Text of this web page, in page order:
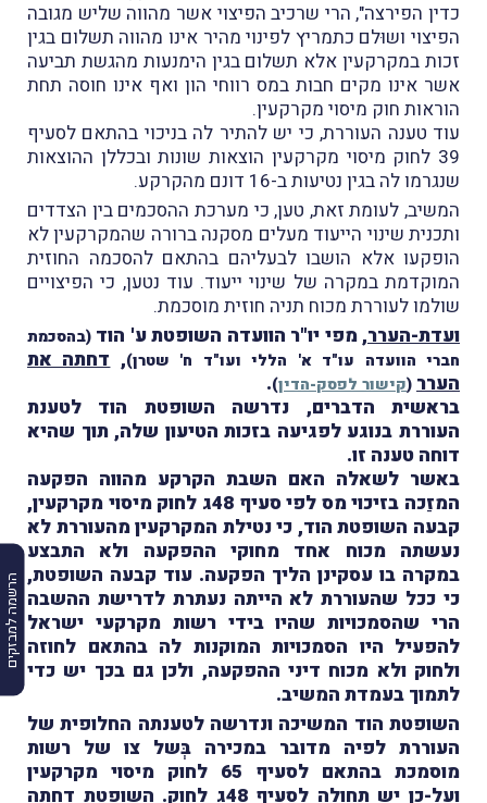
הרשמה למבזקים
כדין הפירצה", הרי שרכיב הפיצוי אשר מהווה שליש מגובה
הפיצוי ושוּלם כתמריץ לפינוי מהיר אינו מהווה תשלום בגין
זכות במקרקעין אלא תשלום בגין הימנעות מהגשת תביעה
אשר אינו מקים חבות במס רווחי הון ואף אינו חוסה תחת
הוראות חוק מיסוי מקרקעין.
עוד טענה העוררת, כי יש להתיר לה בניכוי בהתאם לסעיף
39 לחוק מיסוי מקרקעין הוצאות שונות ובכללן ההוצאות
שנגרמו לה בגין נטיעות ב-16 דונם מהקרקע.
המשיב, לעומת זאת, טען, כי מערכת ההסכמים בין הצדדים
ותכנית שינוי הייעוד מעלים מסקנה ברורה שהמקרקעין לא
הופקעו אלא הושבו לבעליהם בהתאם להסכמה החוזית
המוקדמת במקרה של שינוי ייעוד. עוד נטען, כי הפיצויים
שולמו לעוררת מכוח תניה חוזית מוסכמת.
ועדת-הערר, מפי יו"ר הוועדה השופטת ע' הוד (בהסכמת
חברי הוועדה עו"ד א' הללי ועו"ד ח' שטרן), דחתה את
הערר (קישור לפסק-הדין)
.
בראשית הדברים, נדרשה השופטת הוד לטענת
העוררת בנוגע לפגיעה בזכות הטיעון שלה, תוך שהיא
דוחה טענה זו.
באשר לשאלה האם השבת הקרקע מהווה הפקעה
המזַכה בזיכוי מס לפי סעיף48ג לחוק מיסוי מקרקעין,
קבעה השופטת הוד, כי נטילת המקרקעין מהעוררת לא
נעשתה מכוח אחד מחוקי ההפקעה ולא התבצע
במקרה בו עסקינן הליך הפקעה. עוד קבעה השופטת,
כי ככל שהעוררת לא הייתה נעתרת לדרישת ההשבה
הרי שהסמכויות שהיו בידי רשות מקרקעי ישראל
להפעיל היו הסמכויות המוקנות לה בהתאם לחוזה
ולחוק ולא מכוח דיני ההפקעה, ולכן גם בכך יש כדי
לתמוך בעמדת המשיב.
השופטת הוד המשיכה ונדרשה לטענתה החלופית של
העוררת לפיה מדובר במכירה בְּשל צו של רשות
מוסמכת בהתאם לסעיף 65 לחוק מיסוי מקרקעין
ועל-כן יש תחולה לסעיף 48ג לחוק. השופטת דחתה